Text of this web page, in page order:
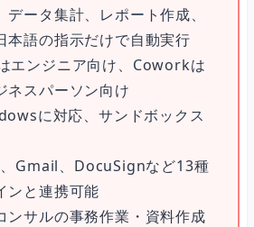
データ集計、レポート作成、
本語の指示だけで自動実行
エンジニア向け、Coworkは
ネスパーソン向け
に対応、サンドボックス
Gmail、DocuSignなど13種
ンと連携可能
ンサルの事務作業・資料作成